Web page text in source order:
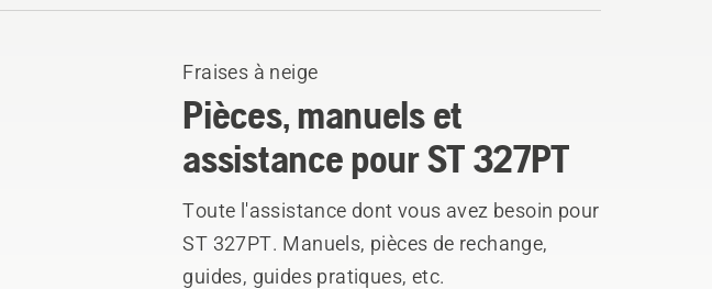
Fraises à neige
Pièces, manuels et
assistance pour ST 327PT
Toute l'assistance dont vous avez besoin pour
ST 327PT. Manuels, pièces de rechange,
guides, guides pratiques, etc.